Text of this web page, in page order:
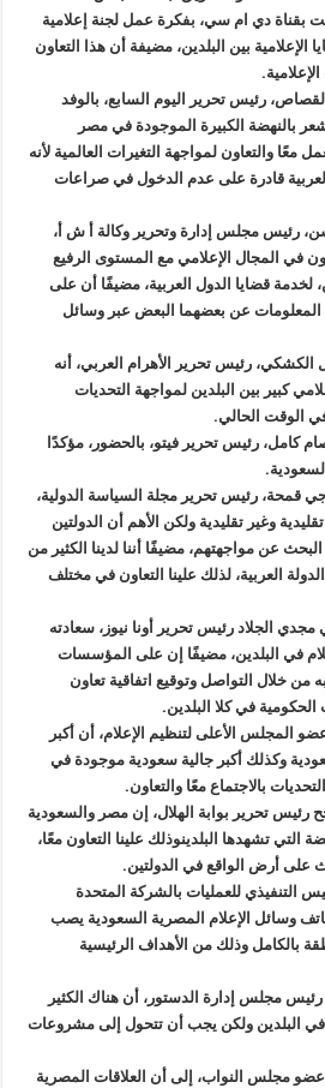
بقناة دي ام سي، بفكرة عمل لجنة إعلامية
الإعلامية بين البلدين، مضيفة أن هذا التعاون
رئيس تحرير اليوم السابع، بالوفد
بالنهضة الكبيرة الموجودة في مصر
معًا والتعاون لمواجهة التغيرات العالمية لأنه
قادرة على عدم الدخول في صراعات
رئيس مجلس إدارة وتحرير وكالة أ ش أ،
في المجال الإعلامي مع المستوى الرفيع
لخدمة قضايا الدول العربية، مضيفًا أن على
المعلومات عن بعضهما البعض عبر وسائل
رئيس تحرير الأهرام العربي، أنه
كبير بين البلدين لمواجهة التحديات
في الوقت الحالي.
كامل، رئيس تحرير فيتو، بالحضور، مؤكدًا
قمحة، رئيس تحرير مجلة السياسة الدولية،
وغير تقليدية ولكن الأهم أن الدولتين
عن مواجهتهم، مضيفًا أننا لدينا الكثير من
العربية، لذلك علينا التعاون في مختلف
الجلاد رئيس تحرير أونا نيوز، سعادته
في البلدين، مضيفًا إن على المؤسسات
من خلال التواصل وتوقيع اتفاقية تعاون
في كلا البلدين.
المجلس الأعلى لتنظيم الإعلام، أن أكبر
وكذلك أكبر جالية سعودية موجودة في
بالاجتماع معًا والتعاون.
رئيس تحرير بوابة الهلال، إن مصر والسعودية
التي تشهدها البلدينوذلك علينا التعاون معًا،
على أرض الواقع في الدولتين.
التنفيذي للعمليات بالشركة المتحدة
وسائل الإعلام المصرية السعودية يصب
بالكامل وذلك من الأهداف الرئيسية
رئيس مجلس إدارة الدستور، أن هناك الكثير
في البلدين ولكن يجب أن تتحول إلى مشروعات
مجلس النواب، إلى أن العلاقات المصرية